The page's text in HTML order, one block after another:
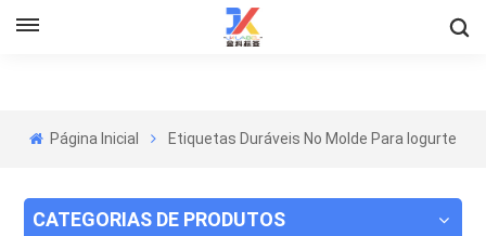
Página Inicial Etiquetas Duráveis ​​no Molde Para Iogurte
CATEGORIAS DE PRODUTOS